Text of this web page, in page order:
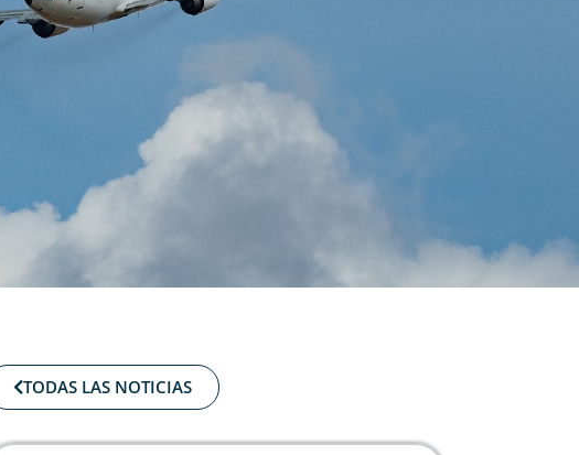
TODAS LAS NOTICIAS